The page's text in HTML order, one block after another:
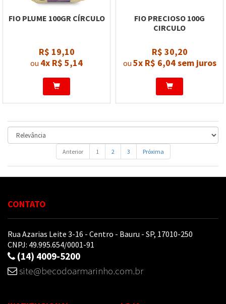
FIO PLUME 100GR CÍRCULO
R$ 19,10
ou 4x R$ 5,14
FIO PRECIOSO 100G
CIRCULO
R$ 30,20
ou 5x R$ 6,04sem juros
Anterior 1 2 3 Próxima
CONTATO
Rua Azarias Leite 3-16 - Centro - Bauru - SP, 17010-250
CNPJ: 49.995.654/0001-91
(14) 4009-5200
site@becodoarmarinho.com.br